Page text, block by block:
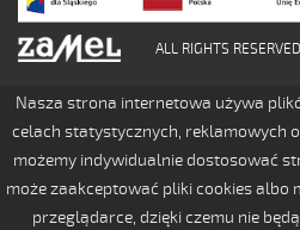
ALL RIGHTS
Nasza strona internetowa używa
celach statystycznych, reklamowych
możemy indywidualnie dostosować
może zaakceptować pliki cookies albo
przeglądarce, dzięki czemu nie